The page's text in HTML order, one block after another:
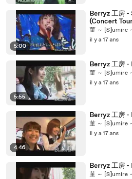
5:00
Berryz 工房 -
(Concert
菫 ～ [S]umire
il y a 17 ans
5:55
Berryz 工房 -
菫 ～ [S]umire
il y a 17 ans
4:46
Berryz 工房 -
菫 ～ [S]umire
il y a 17 ans
Berryz 工房 -
菫 ～ [S]umire